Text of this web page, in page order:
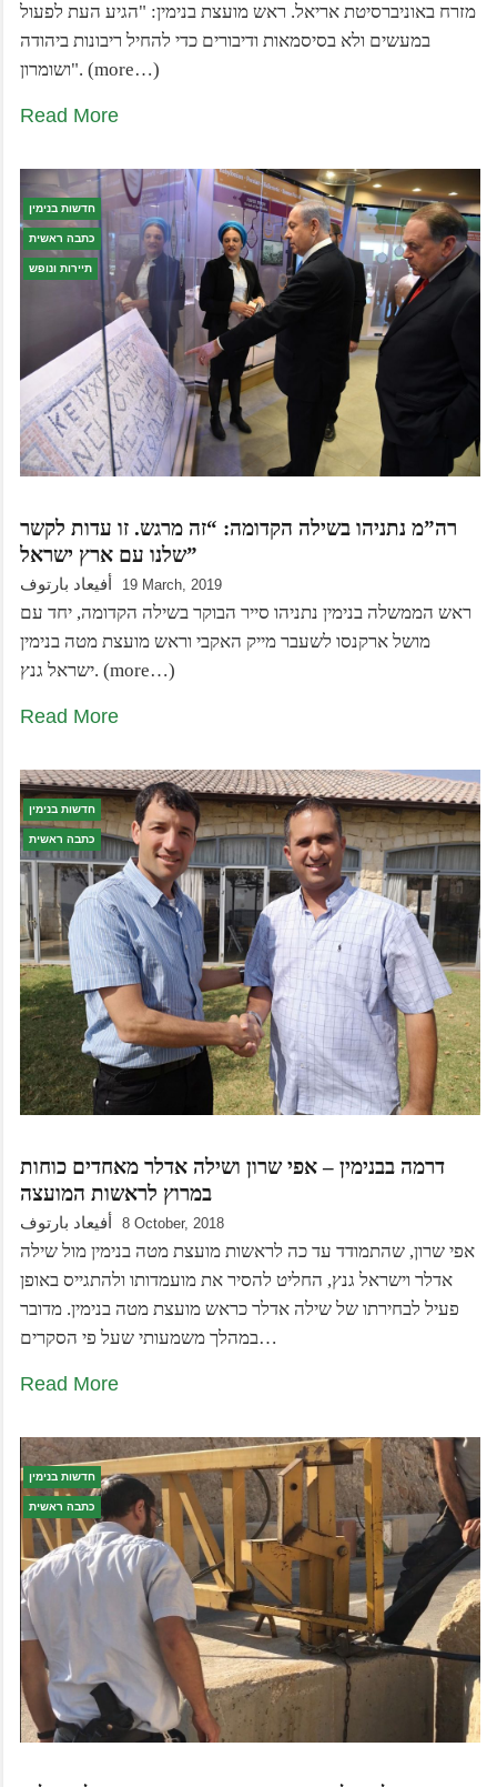
מזרח באוניברסיטת אריאל. ראש מועצת בנימין: "הגיע העת לפעול
במעשים ולא בסיסמאות ודיבורים כדי להחיל ריבונות ביהודה
ושומרון". (more…)
Read More
חדשות בנימין
כתבה ראשית
תיירות ונופש
רה”מ נתניהו בשילה הקדומה: “זה מרגש. זו עדות לקשר
שלנו עם ארץ ישראל”
أفيعاد بارتوف 19 March, 2019
ראש הממשלה בנימין נתניהו סייר הבוקר בשילה הקדומה, יחד עם
מושל ארקנסו לשעבר מייק האקבי וראש מועצת מטה בנימין
ישראל גנץ. (more…)
Read More
חדשות בנימין
כתבה ראשית
דרמה בבנימין – אפי שרון ושילה אדלר מאחדים כוחות
במרוץ לראשות המועצה
أفيعاد بارتوف 8 October, 2018
אפי שרון, שהתמודד עד כה לראשות מועצת מטה בנימין מול שילה
אדלר וישראל גנץ, החליט להסיר את מועמדותו ולהתגייס באופן
פעיל לבחירתו של שילה אדלר כראש מועצת מטה בנימין. מדובר
במהלך משמעותי שעל פי הסקרים…
Read More
חדשות בנימין
כתבה ראשית